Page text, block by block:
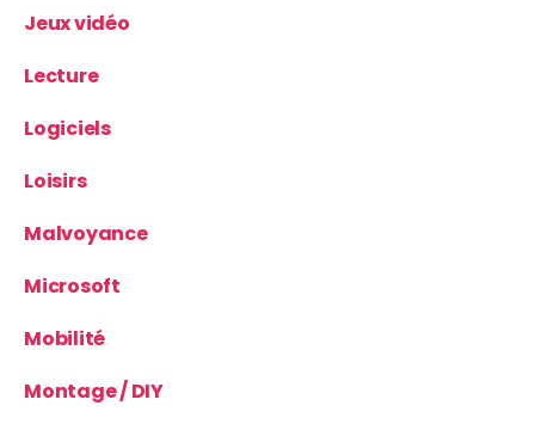
Jeux vidéo
Lecture
Logiciels
Loisirs
Malvoyance
Microsoft
Mobilité
Montage / DIY